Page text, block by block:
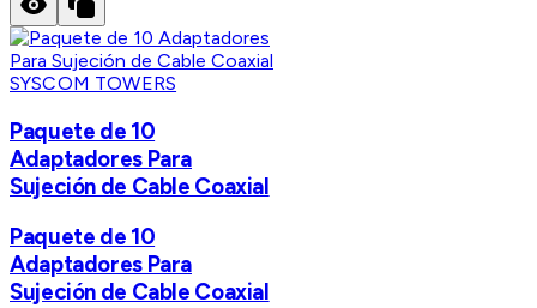
SYSCOM TOWERS
Paquete de 10
Adaptadores Para
Sujeción de Cable Coaxial
Paquete de 10
Adaptadores Para
Sujeción de Cable Coaxial